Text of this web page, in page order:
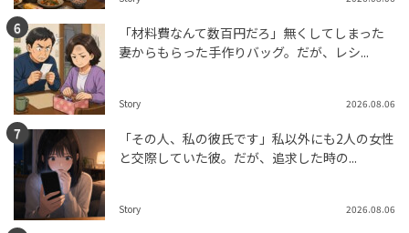
「材料費なんて数百円だろ」無くしてしまった
妻からもらった手作りバッグ。だが、レシ...
Story 2026.08.06
「その人、私の彼氏です」私以外にも2人の女性
と交際していた彼。だが、追求した時の...
Story 2026.08.06